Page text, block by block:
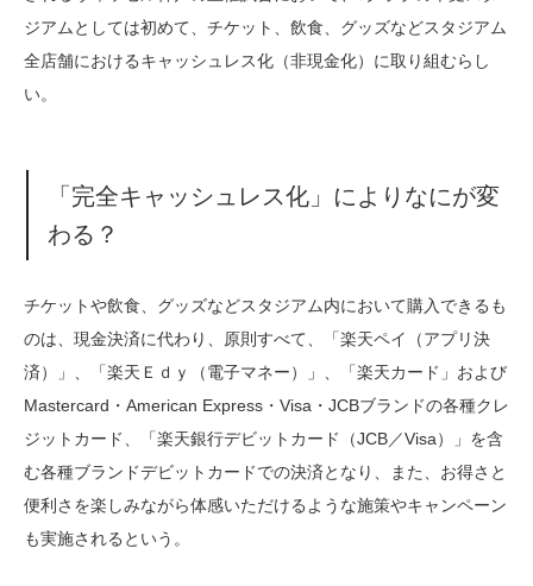
ジアムとしては初めて、チケット、飲食、グッズなどスタジアム
全店舗におけるキャッシュレス化（非現金化）に取り組むらし
い。
「完全キャッシュレス化」によりなにが変
わる？
チケットや飲食、グッズなどスタジアム内において購入できるも
のは、現金決済に代わり、原則すべて、「楽天ペイ（アプリ決
済）」、「楽天Ｅｄｙ（電子マネー）」、「楽天カード」および
Mastercard・American Express・Visa・JCBブランドの各種クレ
ジットカード、「楽天銀行デビットカード（JCB／Visa）」を含
む各種ブランドデビットカードでの決済となり、また、お得さと
便利さを楽しみながら体感いただけるような施策やキャンペーン
も実施されるという。